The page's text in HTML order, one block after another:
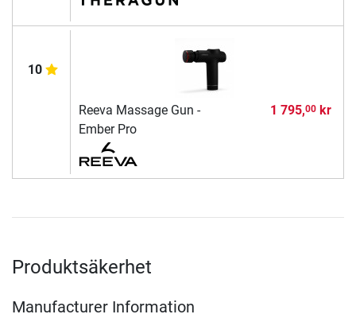
10
Reeva Massage Gun -
Ember Pro
1 795,00kr
Produktsäkerhet
Manufacturer Information